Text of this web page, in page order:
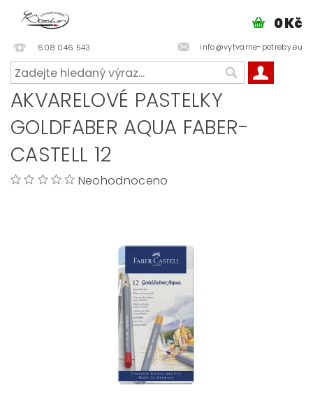
608 046 543 info@vytvarne-potreby.eu
0 Kč
AKVARELOVÉ PASTELKY
GOLDFABER AQUA FABER-
CASTELL 12
Neohodnoceno